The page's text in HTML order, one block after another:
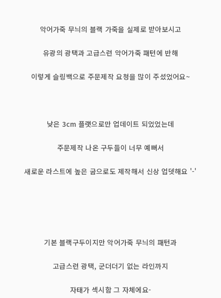
악어가죽 무늬의 블랙 가죽을 실제로 받아보시고
유광의 광택과 고급스런 악어가죽 패턴에 반해
이렇게 슬링백으로 주문제작 요청을 많이 주셨었어요~
낮은 3cm 플랫으로만 업데이트 되었었는데
주문제작 나온 구두들이 너무 예뻐서
새로운 라스트에 높은 굽으로도 제작해서 신상 업뎃해요 '-'
기본 블랙구두이지만 악어가죽 무늬의 패턴과
고급스런 광택, 군더더기 없는 라인까지
자태가 섹시함 그 자체에요-